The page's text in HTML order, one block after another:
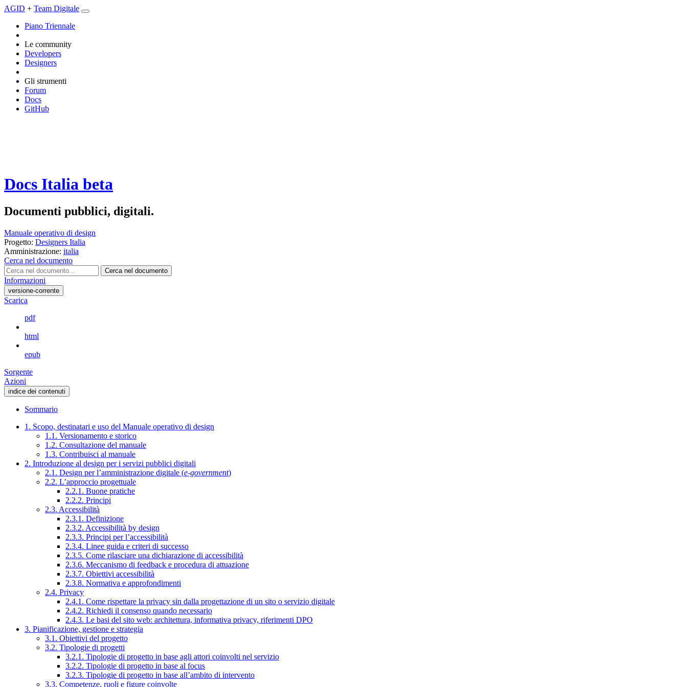
AGID + Team Digitale
Piano Triennale
Le community
Developers
Designers
Gli strumenti
Forum
Docs
GitHub
Docs Italia beta
Documenti pubblici, digitali.
Manuale operativo di design
Progetto: Designers Italia
Amministrazione: italia
Cerca nel documento
Cerca nel documento
Informazioni
versione-corrente
Scarica
pdf
html
epub
Sorgente
Azioni
indice dei contenuti
Sommario
1. Scopo, destinatari e uso del Manuale operativo di design
1.1. Versionamento e storico
1.2. Consultazione del manuale
1.3. Contribuisci al manuale
2. Introduzione al design per i servizi pubblici digitali
2.1. Design per l’amministrazione digitale (e-government)
2.2. L’approccio progettuale
2.2.1. Buone pratiche
2.2.2. Principi
2.3. Accessibilità
2.3.1. Definizione
2.3.2. Accessibilità by design
2.3.3. Principi per l’accessibilità
2.3.4. Linee guida e criteri di successo
2.3.5. Come rilasciare una dichiarazione di accessibilità
2.3.6. Meccanismo di feedback e procedura di attuazione
2.3.7. Obiettivi accessibilità
2.3.8. Normativa e approfondimenti
2.4. Privacy
2.4.1. Come rispettare la privacy sin dalla progettazione di un sito o servizio digitale
2.4.2. Richiedi il consenso quando necessario
2.4.3. Le basi del sito web: architettura, informativa privacy, riferimenti DPO
3. Pianificazione, gestione e strategia
3.1. Obiettivi del progetto
3.2. Tipologie di progetti
3.2.1. Tipologie di progetto in base agli attori coinvolti nel servizio
3.2.2. Tipologie di progetto in base al focus
3.2.3. Tipologie di progetto in base all’ambito di intervento
3.3. Competenze, ruoli e figure coinvolte